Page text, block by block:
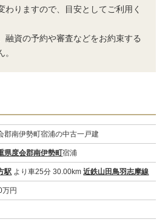
わりますので、目安としてご利用く
融資の予約や審査などをお約束する
郡南伊勢町宿浦の中古一戸建
県度会郡南伊勢町宿浦
駅 より車25分 30.00km近鉄山田鳥羽志摩線
万円